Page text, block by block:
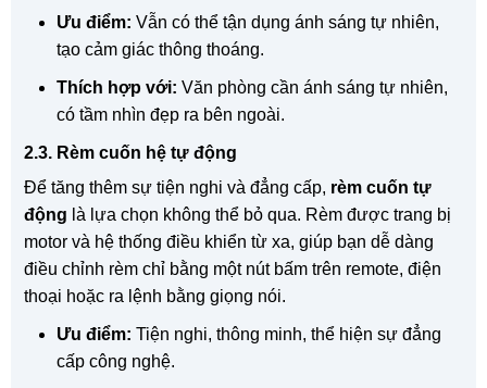
Ưu điểm: Vẫn có thể tận dụng ánh sáng tự nhiên,
tạo cảm giác thông thoáng.
Thích hợp với: Văn phòng cần ánh sáng tự nhiên,
có tầm nhìn đẹp ra bên ngoài.
2.3. Rèm cuốn hệ tự động
Để tăng thêm sự tiện nghi và đẳng cấp, rèm cuốn tự
động là lựa chọn không thể bỏ qua. Rèm được trang bị
motor và hệ thống điều khiển từ xa, giúp bạn dễ dàng
điều chỉnh rèm chỉ bằng một nút bấm trên remote, điện
thoại hoặc ra lệnh bằng giọng nói.
Ưu điểm: Tiện nghi, thông minh, thể hiện sự đẳng
cấp công nghệ.